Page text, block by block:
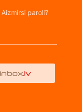
Aizmirsi paroli?